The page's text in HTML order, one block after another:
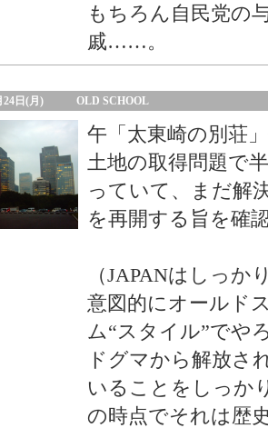
もちろん自民党の
戚……。
24日(月) OLD SCHOOL
午「太東崎の別荘
土地の取得問題で
っていて、まだ解
を再開する旨を確
（JAPANはしっか
意図的にオールド
ム“スタイル”で
ドグマから解放さ
いることをしっか
の時点でそれは歴